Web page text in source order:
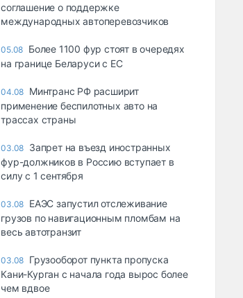
соглашение о поддержке
международных автоперевозчиков
05.08 Более 1100 фур стоят в очередях
на границе Беларуси с ЕС
04.08 Минтранс РФ расширит
применение беспилотных авто на
трассах страны
03.08 Запрет на въезд иностранных
фур-должников в Россию вступает в
силу с 1 сентября
03.08 ЕАЭС запустил отслеживание
грузов по навигационным пломбам на
весь автотранзит
03.08 Грузооборот пункта пропуска
Кани-Курган с начала года вырос более
чем вдвое